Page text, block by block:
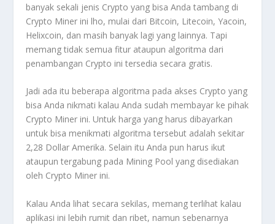
banyak sekali jenis Crypto yang bisa Anda tambang di
Crypto Miner ini lho, mulai dari Bitcoin, Litecoin, Yacoin,
Helixcoin, dan masih banyak lagi yang lainnya. Tapi
memang tidak semua fitur ataupun algoritma dari
penambangan Crypto ini tersedia secara gratis.
Jadi ada itu beberapa algoritma pada akses Crypto yang
bisa Anda nikmati kalau Anda sudah membayar ke pihak
Crypto Miner ini. Untuk harga yang harus dibayarkan
untuk bisa menikmati algoritma tersebut adalah sekitar
2,28 Dollar Amerika. Selain itu Anda pun harus ikut
ataupun tergabung pada Mining Pool yang disediakan
oleh Crypto Miner ini.
Kalau Anda lihat secara sekilas, memang terlihat kalau
aplikasi ini lebih rumit dan ribet, namun sebenarnya